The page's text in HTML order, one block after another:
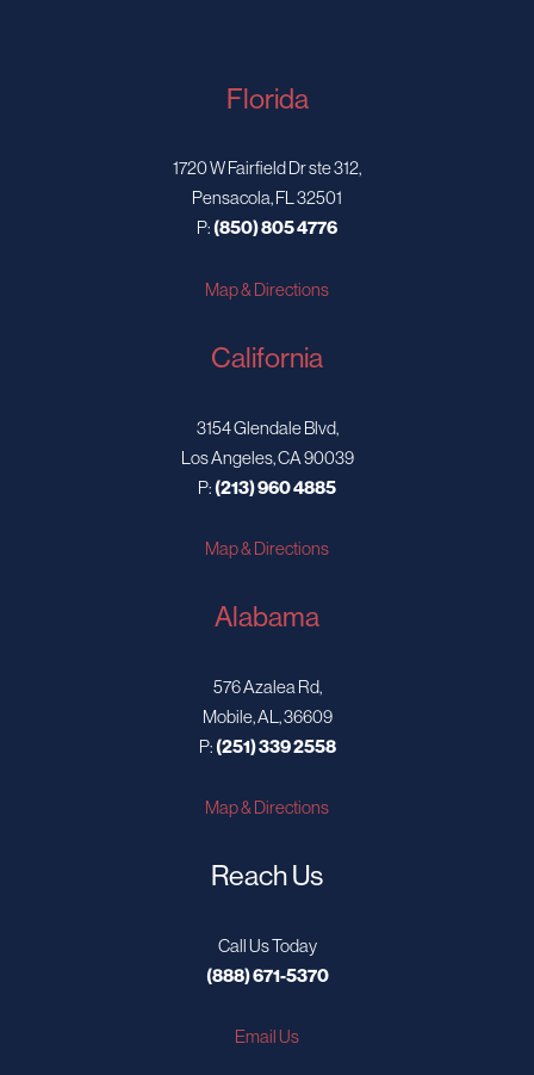
Florida
1720 W Fairfield Dr ste 312,
Pensacola, FL 32501
P:(850) 805 4776
Map & Directions
California
3154 Glendale Blvd,
Los Angeles, CA 90039
P:(213) 960 4885
Map & Directions
Alabama
576 Azalea Rd,
Mobile, AL, 36609
P:(251) 339 2558
Map & Directions
Reach Us
Call Us Today
(888) 671-5370
Email Us